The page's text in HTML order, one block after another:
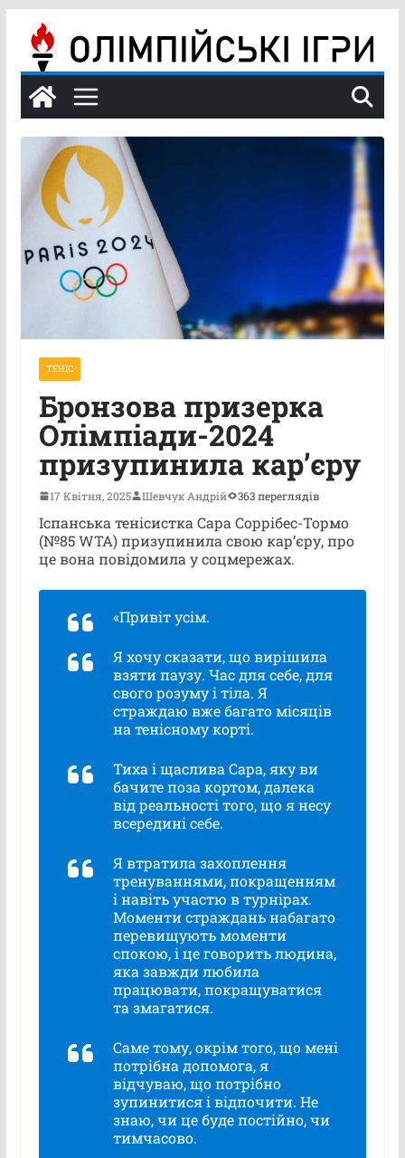
вмісту
ТЕНІС
Бронзова призерка
Олімпіади-2024
призупинила кар’єру
17 Квітня, 2025 Шевчук Андрій 363 переглядів
Іспанська тенісистка Сара Соррібес-Тормо
(№85 WTA) призупинила свою кар’єру, про
це вона повідомила у соцмережах.
«Привіт усім.
Я хочу сказати, що вирішила
взяти паузу. Час для себе, для
свого розуму і тіла. Я
страждаю вже багато місяців
на тенісному корті.
Тиха і щаслива Сара, яку ви
бачите поза кортом, далека
від реальності того, що я несу
всередині себе.
Я втратила захоплення
тренуваннями, покращенням
і навіть участю в турнірах.
Моменти страждань набагато
перевищують моменти
спокою, і це говорить людина,
яка завжди любила
працювати, покращуватися
та змагатися.
Саме тому, окрім того, що мені
потрібна допомога, я
відчуваю, що потрібно
зупинитися і відпочити. Не
знаю, чи це буде постійно, чи
тимчасово.